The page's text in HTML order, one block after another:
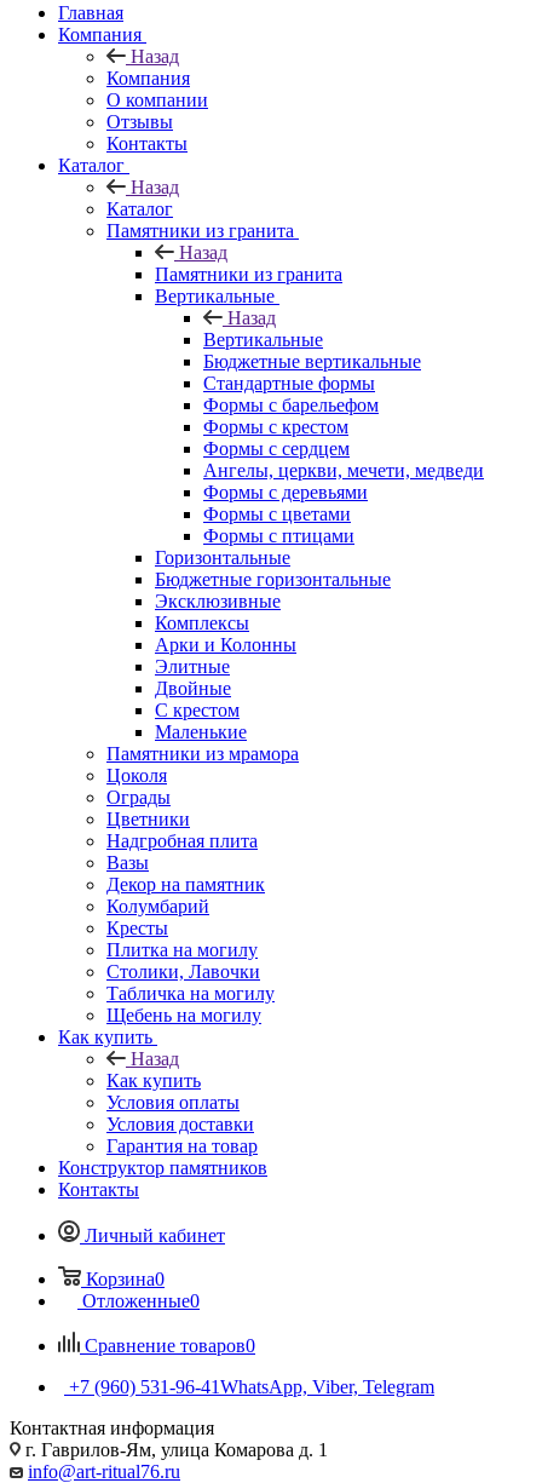
Главная
Компания
Назад
Компания
О компании
Отзывы
Контакты
Каталог
Назад
Каталог
Памятники из гранита
Назад
Памятники из гранита
Вертикальные
Назад
Вертикальные
Бюджетные вертикальные
Стандартные формы
Формы с барельефом
Формы с крестом
Формы с сердцем
Ангелы, церкви, мечети, медведи
Формы с деревьями
Формы с цветами
Формы с птицами
Горизонтальные
Бюджетные горизонтальные
Эксклюзивные
Комплексы
Арки и Колонны
Элитные
Двойные
С крестом
Маленькие
Памятники из мрамора
Цоколя
Ограды
Цветники
Надгробная плита
Вазы
Декор на памятник
Колумбарий
Кресты
Плитка на могилу
Столики, Лавочки
Табличка на могилу
Щебень на могилу
Как купить
Назад
Как купить
Условия оплаты
Условия доставки
Гарантия на товар
Конструктор памятников
Контакты
Личный кабинет
Корзина0
Отложенные0
Сравнение товаров0
+7 (960) 531-96-41WhatsApp, Viber, Telegram
Контактная информация
г. Гаврилов-Ям, улица Комарова д. 1
info@art-ritual76.ru